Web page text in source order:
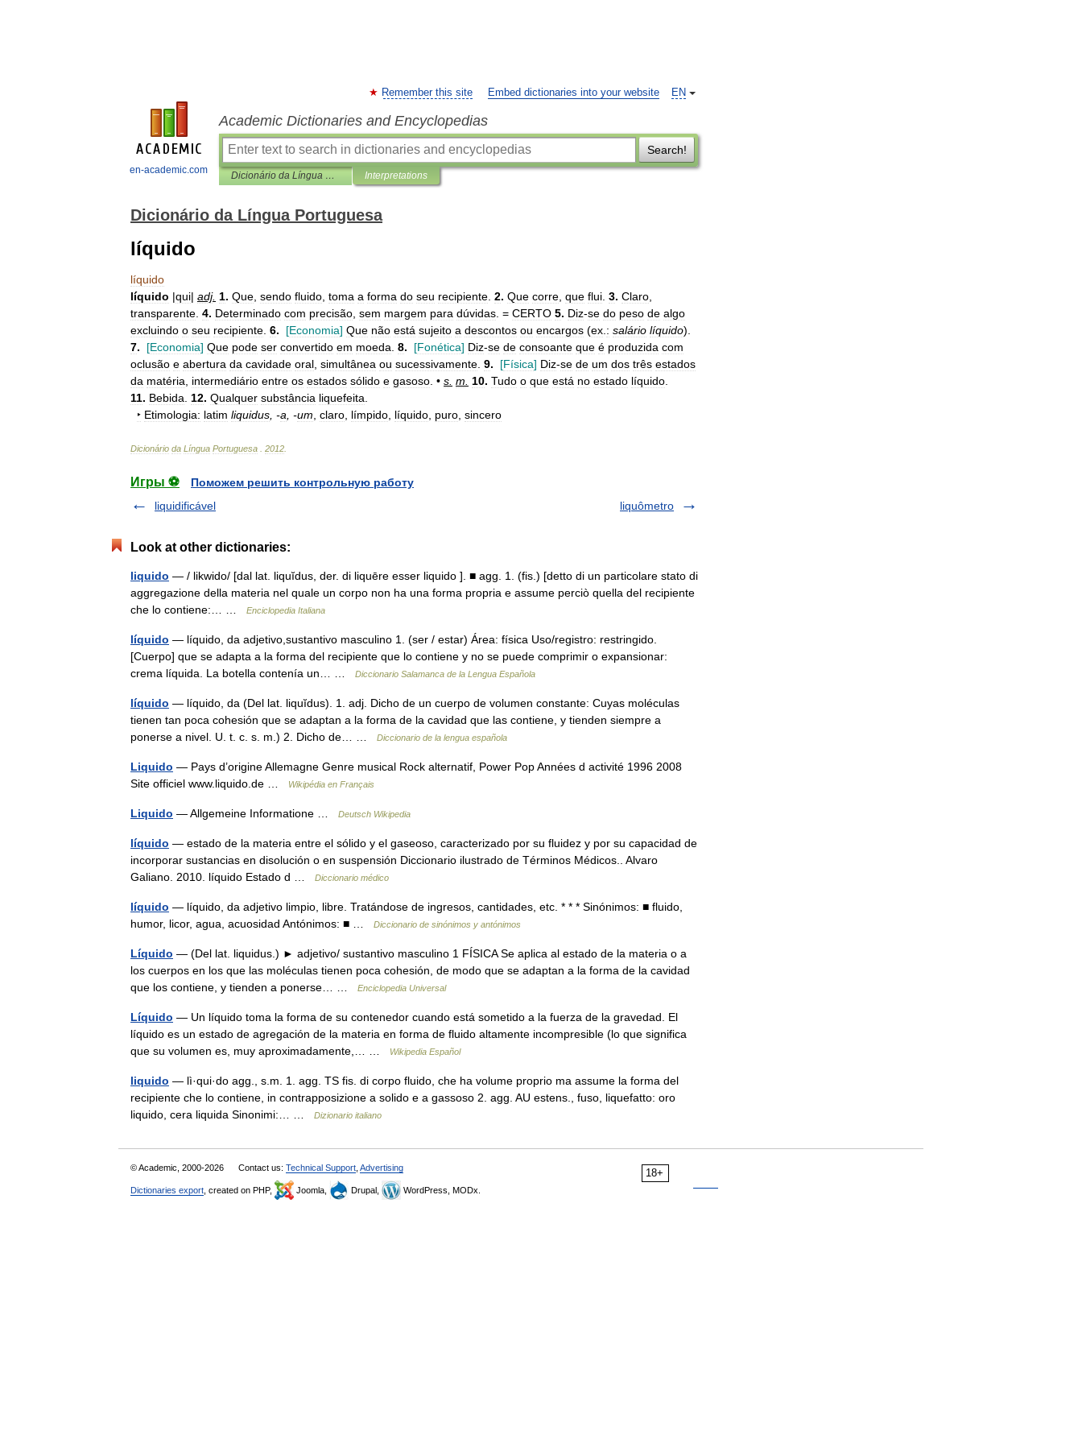
en-academic.com
EN
Remember this site Embed dictionaries into your website
Academic Dictionaries and Encyclopedias
Search!
Dicionário da Língua Portuguesa Interpretations
Dicionário da Língua Portuguesa
líquido
líquido
líquido |qui| adj. 1. Que sendo fluido toma a forma do seu recipiente 2. Que corre que flui 3. Claro
transparente 4. Determinado com precisão sem margem para dúvidas . = CERTO 5. Diz-se do peso de algo
excluindo o seu recipiente 6. [Economia] Que não está sujeito a descontos ou encargos (ex : salário líquido).
7. [Economia] Que pode ser convertido em moeda 8. [Fonética] Diz-se de consoante que é produzida com
oclusão e abertura da cavidade oral simultânea ou sucessivamente 9. [Física] Diz-se de um dos três estados
da matéria intermediário entre os estados sólido e gasoso . • s m 10. Tudo o que está no estado líquido
11. Bebida 12. Qualquer substância liquefeita
‣ Etimologia: latim liquidus , -a , -um claro límpido líquido puro sincero
Dicionário da Língua Portuguesa 2012
Игры ⚽
Поможем решить контрольную работу
liquidificável
liquômetro
Look at other dictionaries:
liquido — / likwido/ [dal lat. liquĭdus, der. di liquēre esser liquido ]. ■ agg. 1. (fis.) [detto di un particolare stato di
aggregazione della materia nel quale un corpo non ha una forma propria e assume perciò quella del recipiente
che lo contiene:… …
Enciclopedia Italiana
líquido — líquido, da adjetivo,sustantivo masculino 1. (ser / estar) Área: física Uso/registro: restringido.
[Cuerpo] que se adapta a la forma del recipiente que lo contiene y no se puede comprimir o expansionar:
crema líquida. La botella contenía un… …
Diccionario Salamanca de la Lengua Española
líquido — líquido, da (Del lat. liquĭdus). 1. adj. Dicho de un cuerpo de volumen constante: Cuyas moléculas
tienen tan poca cohesión que se adaptan a la forma de la cavidad que las contiene, y tienden siempre a
ponerse a nivel. U. t. c. s. m.) 2. Dicho de… …
Diccionario de la lengua española
Liquido — Pays d’origine Allemagne Genre musical Rock alternatif, Power Pop Années d activité 1996 2008
Site officiel www.liquido.de …
Wikipédia en Français
Liquido — Allgemeine Informatione … Deutsch Wikipedia
líquido — estado de la materia entre el sólido y el gaseoso, caracterizado por su fluidez y por su capacidad de
incorporar sustancias en disolución o en suspensión Diccionario ilustrado de Términos Médicos.. Alvaro
Galiano. 2010. líquido Estado d …
Diccionario médico
líquido — líquido, da adjetivo limpio, libre. Tratándose de ingresos, cantidades, etc. * * * Sinónimos: ■ fluido,
humor, licor, agua, acuosidad Antónimos: ■ …
Diccionario de sinónimos y antónimos
Líquido — (Del lat. liquidus.) ► adjetivo/ sustantivo masculino 1 FÍSICA Se aplica al estado de la materia o a
los cuerpos en los que las moléculas tienen poca cohesión, de modo que se adaptan a la forma de la cavidad
que los contiene, y tienden a ponerse… …
Enciclopedia Universal
Líquido — Un líquido toma la forma de su contenedor cuando está sometido a la fuerza de la gravedad. El
líquido es un estado de agregación de la materia en forma de fluido altamente incompresible (lo que significa
que su volumen es, muy aproximadamente,… …
Wikipedia Español
liquido — lì·qui·do agg., s.m. 1. agg. TS fis. di corpo fluido, che ha volume proprio ma assume la forma del
recipiente che lo contiene, in contrapposizione a solido e a gassoso 2. agg. AU estens., fuso, liquefatto: oro
liquido, cera liquida Sinonimi:… …
Dizionario italiano
18+
© Academic, 2000-2026 Contact us: Technical Support Advertising
Dictionaries export , created on PHP, Joomla, Drupal, WordPress, MODx.